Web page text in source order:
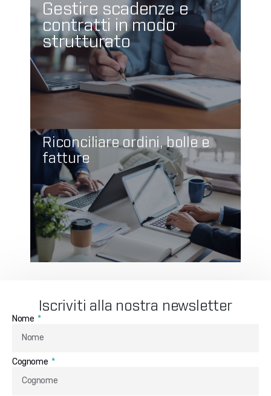
Gestire scadenze e
contratti in modo
strutturato
Riconciliare ordini, bolle e
fatture
Iscriviti alla nostra newsletter
Nome
Cognome